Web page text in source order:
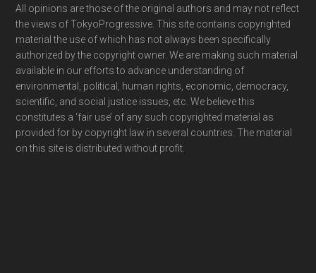
Footer
All opinions are those of the original authors and may not reflect
the views of TokyoProgressive. This site contains copyrighted
material the use of which has not always been specifically
authorized by the copyright owner. We are making such material
available in our efforts to advance understanding of
environmental, political, human rights, economic, democracy,
scientific, and social justice issues, etc. We believe this
constitutes a ‘fair use’ of any such copyrighted material as
provided for by copyright law in several countries. The material
on this site is distributed without profit.